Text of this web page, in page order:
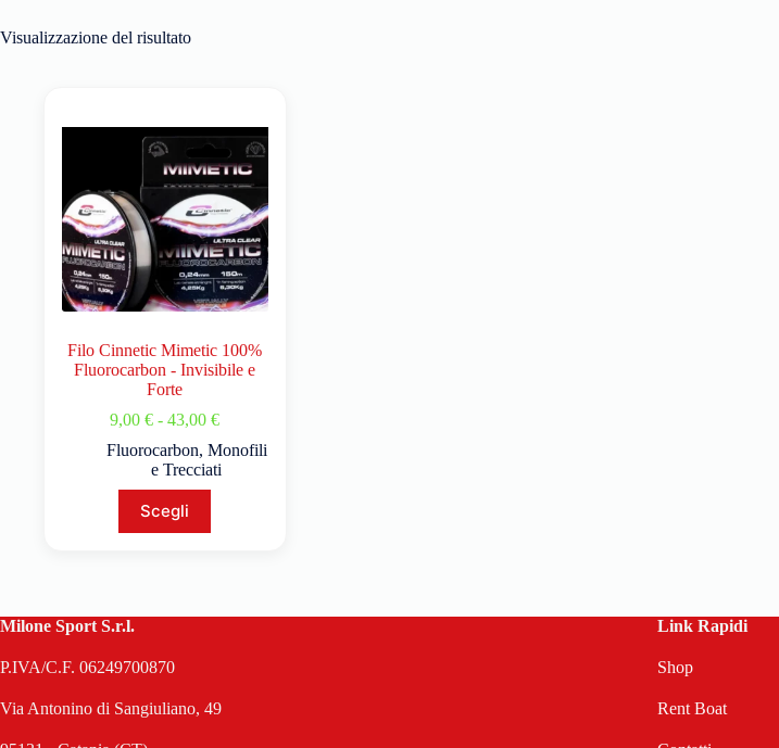
Visualizzazione del risultato
Filo Cinnetic Mimetic 100%
Fluorocarbon - Invisibile e
Forte
9,00€ - 43,00€
Fluorocarbon, Monofili
e Trecciati
Scegli
Milone Sport S.r.l.
P.IVA/C.F. 06249700870
Via Antonino di Sangiuliano, 49
Link Rapidi
Shop
Rent Boat